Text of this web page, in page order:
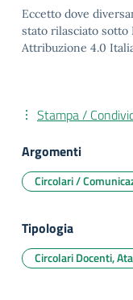
Eccetto dove
stato rilasciato sotto
Attribuzione 4.0
Stampa /
Argomenti
Circolari /
Tipologia
Circolari Docenti,